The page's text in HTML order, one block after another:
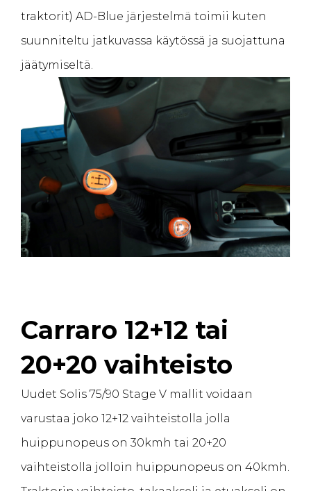
traktorit) AD-Blue järjestelmä toimii kuten
suunniteltu jatkuvassa käytössä ja suojattuna
jäätymiseltä.
Carraro 12+12 tai
20+20 vaihteisto
Uudet Solis 75/90 Stage V mallit voidaan
varustaa joko 12+12 vaihteistolla jolla
huippunopeus on 30kmh tai 20+20
vaihteistolla jolloin huippunopeus on 40kmh.